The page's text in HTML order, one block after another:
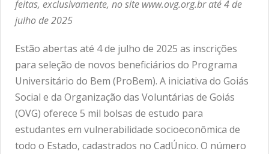
feitas, exclusivamente, no site www.ovg.org.br até 4 de
julho de 2025
Estão abertas até 4 de julho de 2025 as inscrições
para seleção de novos beneficiários do Programa
Universitário do Bem (ProBem). A iniciativa do Goiás
Social e da Organização das Voluntárias de Goiás
(OVG) oferece 5 mil bolsas de estudo para
estudantes em vulnerabilidade socioeconômica de
todo o Estado, cadastrados no CadÚnico. O número